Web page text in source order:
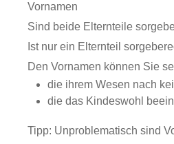
Vornamen
Sind beide Elternteile
Ist nur ein Elternteil
Den Vornamen können Sie
die ihrem Wesen nach
die das Kindeswohl
Tipp: Unproblematisch sind